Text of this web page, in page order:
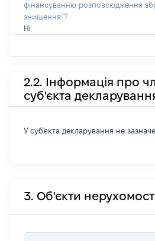
фінансуванню розповсюдження
знищення”?
Ні
2.2. Інформація про
суб'єкта
У суб'єкта декларування не
3. Об'єкти